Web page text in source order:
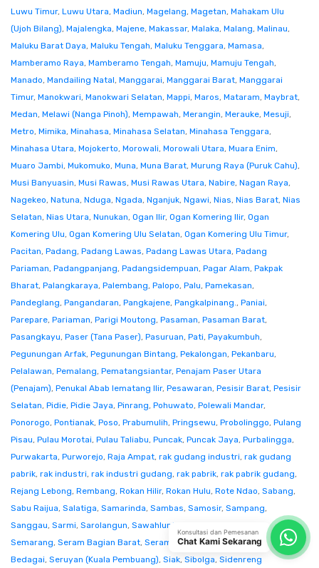
Luwu Timur, Luwu Utara, Madiun, Magelang, Magetan, Mahakam Ulu
(Ujoh Bilang), Majalengka, Majene, Makassar, Malaka, Malang, Malinau,
Maluku Barat Daya, Maluku Tengah, Maluku Tenggara, Mamasa,
Mamberamo Raya, Mamberamo Tengah, Mamuju, Mamuju Tengah,
Manado, Mandailing Natal, Manggarai, Manggarai Barat, Manggarai
Timur, Manokwari, Manokwari Selatan, Mappi, Maros, Mataram, Maybrat,
Medan, Melawi (Nanga Pinoh), Mempawah, Merangin, Merauke, Mesuji,
Metro, Mimika, Minahasa, Minahasa Selatan, Minahasa Tenggara,
Minahasa Utara, Mojokerto, Morowali, Morowali Utara, Muara Enim,
Muaro Jambi, Mukomuko, Muna, Muna Barat, Murung Raya (Puruk Cahu),
Musi Banyuasin, Musi Rawas, Musi Rawas Utara, Nabire, Nagan Raya,
Nagekeo, Natuna, Nduga, Ngada, Nganjuk, Ngawi, Nias, Nias Barat, Nias
Selatan, Nias Utara, Nunukan, Ogan Ilir, Ogan Komering Ilir, Ogan
Komering Ulu, Ogan Komering Ulu Selatan, Ogan Komering Ulu Timur,
Pacitan, Padang, Padang Lawas, Padang Lawas Utara, Padang
Pariaman, Padangpanjang, Padangsidempuan, Pagar Alam, Pakpak
Bharat, Palangkaraya, Palembang, Palopo, Palu, Pamekasan,
Pandeglang, Pangandaran, Pangkajene, Pangkalpinang., Paniai,
Parepare, Pariaman, Parigi Moutong, Pasaman, Pasaman Barat,
Pasangkayu, Paser (Tana Paser), Pasuruan, Pati, Payakumbuh,
Pegunungan Arfak, Pegunungan Bintang, Pekalongan, Pekanbaru,
Pelalawan, Pemalang, Pematangsiantar, Penajam Paser Utara
(Penajam), Penukal Abab lematang Ilir, Pesawaran, Pesisir Barat, Pesisir
Selatan, Pidie, Pidie Jaya, Pinrang, Pohuwato, Polewali Mandar,
Ponorogo, Pontianak, Poso, Prabumulih, Pringsewu, Probolinggo, Pulang
Pisau, Pulau Morotai, Pulau Taliabu, Puncak, Puncak Jaya, Purbalingga,
Purwakarta, Purworejo, Raja Ampat, rak gudang industri, rak gudang
pabrik, rak industri, rak industri gudang, rak pabrik, rak pabrik gudang,
Rejang Lebong, Rembang, Rokan Hilir, Rokan Hulu, Rote Ndao, Sabang,
Sabu Raijua, Salatiga, Samarinda, Sambas, Samosir, Sampang,
Sanggau, Sarmi, Sarolangun, Sawahlunto
Semarang, Seram Bagian Barat, Seram Bagian Timur,Serang Serdang
Bedagai, Seruyan (Kuala Pembuang), Siak, Sibolga, Sidenreng
Konsultasi dan Pemesanan
Chat Kami Sekarang